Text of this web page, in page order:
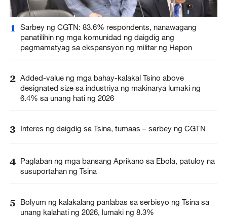
1
Sarbey ng CGTN: 83.6% respondents, nanawagang
panatilihin ng mga komunidad ng daigdig ang
pagmamatyag sa ekspansyon ng militar ng Hapon
2 Added-value ng mga bahay-kalakal Tsino above
designated size sa industriya ng makinarya lumaki ng
6.4% sa unang hati ng 2026
3 Interes ng daigdig sa Tsina, tumaas – sarbey ng CGTN
4 Paglaban ng mga bansang Aprikano sa Ebola, patuloy na
susuportahan ng Tsina
5
Bolyum ng kalakalang panlabas sa serbisyo ng Tsina sa
unang kalahati ng 2026, lumaki ng 8.3%